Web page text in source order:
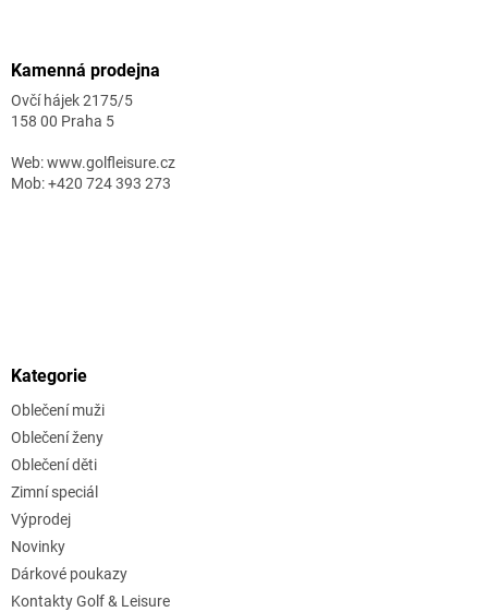
Kamenná prodejna
Ovčí hájek 2175/5
158 00 Praha 5
Web: www.golfleisure.cz
Mob: +420 724 393 273
Kategorie
Oblečení muži
Oblečení ženy
Oblečení děti
Zimní speciál
Výprodej
Novinky
Dárkové poukazy
Kontakty Golf & Leisure